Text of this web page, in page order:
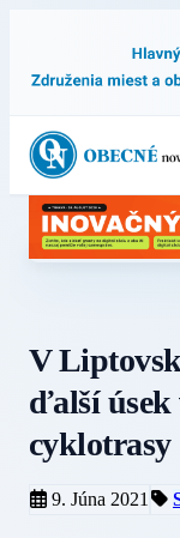
V
ďalší úsek
cyklotrasy
9. Júna 2021